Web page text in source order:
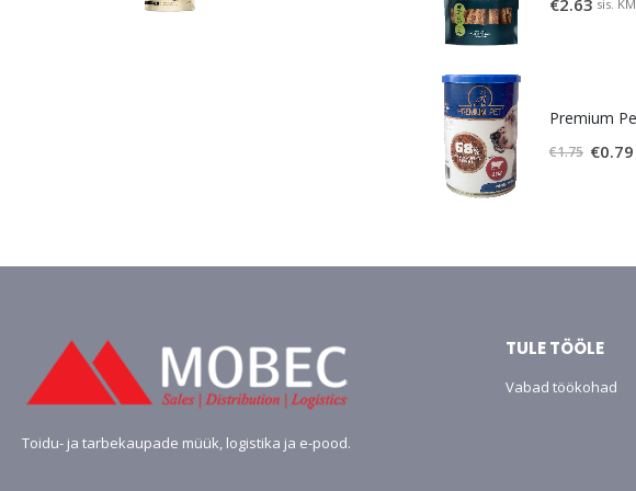
sis. KM
€1.75 Algne
€0.79
Toidu- ja tarbekaupade müük, logistika ja e-pood.
TULE TÖÖLE
Vabad töökohad